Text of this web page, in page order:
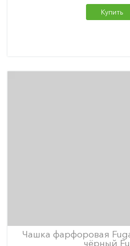
Купить
Чашка фарфоровая
чёрный